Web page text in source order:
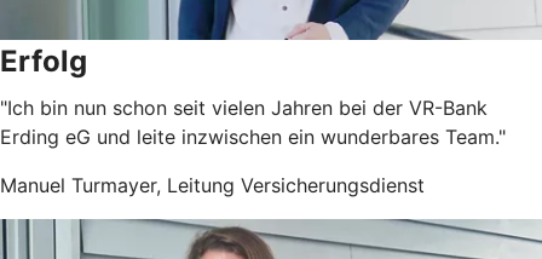
Erfolg
"Ich bin nun schon seit vielen Jahren bei der VR-Bank
Erding eG und leite inzwischen ein wunderbares Team."
Manuel Turmayer, Leitung Versicherungsdienst